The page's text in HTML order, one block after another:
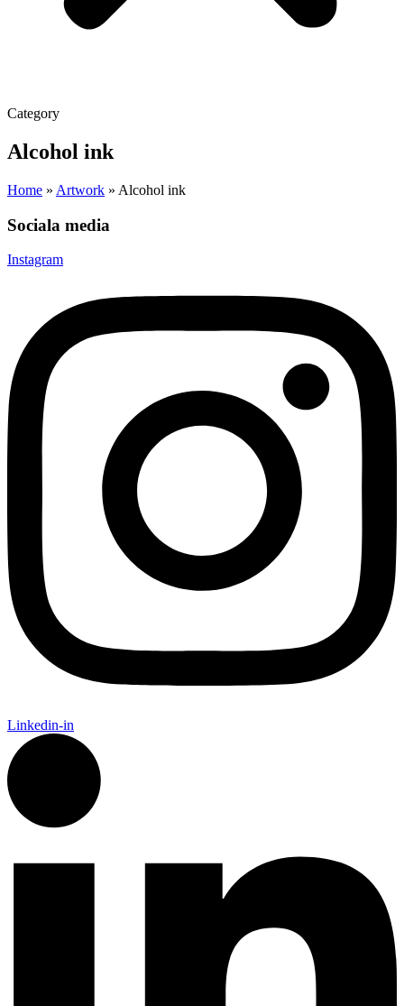
Category
Alcohol ink
Home » Artwork » Alcohol ink
Sociala media
Instagram
Linkedin-in